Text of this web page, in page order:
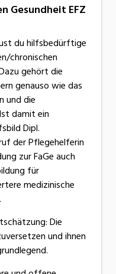
Gesundheit EFZ
du hilfsbedürftige
chronischen
gehört die
genauso wie das
und die
damit ein
Dipl.
der Pflegehelferin
zur FaGe auch
für
medizinische
Die
und ihnen